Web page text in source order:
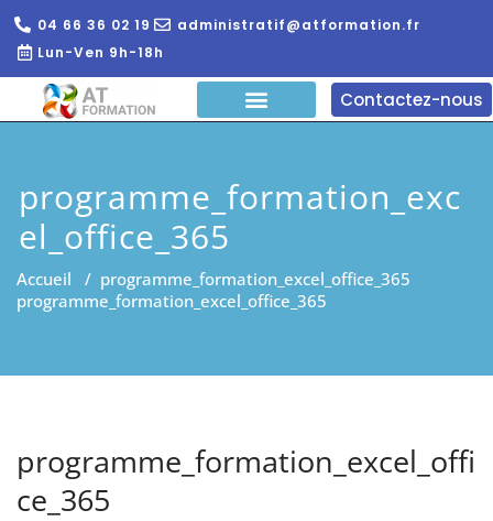
04 66 36 02 19
administratif@atformation.fr
Lun-Ven 9h-18h
Contactez-nous
programme_formation_exc
el_office_365
Accueil / programme_formation_excel_office_365
programme_formation_excel_office_365
programme_formation_excel_offi
ce_365